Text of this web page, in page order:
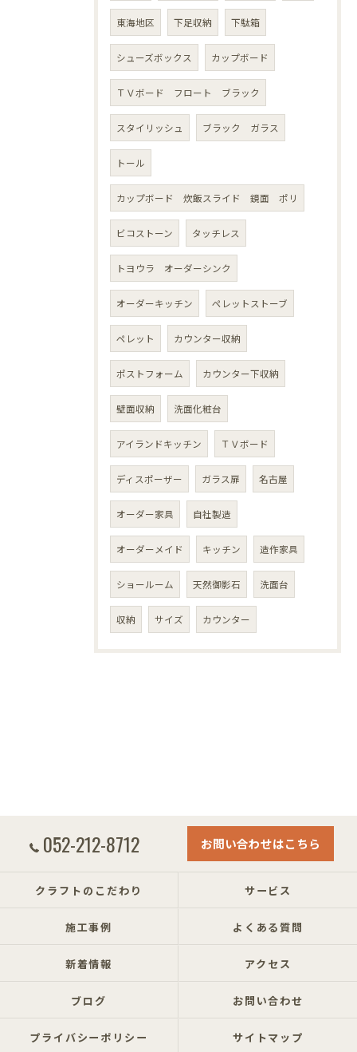
東海地区 下足収納 下駄箱
シューズボックス カップボード
ＴＶボード フロート ブラック
スタイリッシュ ブラック ガラス
トール
カップボード 炊飯スライド 鏡面 ポリ
ビコストーン タッチレス
トヨウラ オーダーシンク
オーダーキッチン ペレットストーブ
ペレット カウンター収納
ポストフォーム カウンター下収納
壁面収納 洗面化粧台
アイランドキッチン ＴＶボード
ディスポーザー ガラス扉 名古屋
オーダー家具 自社製造
オーダーメイド キッチン 造作家具
ショールーム 天然御影石 洗面台
収納 サイズ カウンター
052-212-8712 お問い合わせはこちら
クラフトのこだわり サービス
施工事例 よくある質問
新着情報 アクセス
ブログ お問い合わせ
プライバシーポリシー サイトマップ